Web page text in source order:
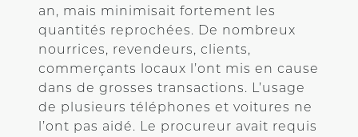
an, mais minimisait fortement les
quantités reprochées. De nombreux
nourrices, revendeurs, clients,
commerçants locaux l’ont mis en cause
dans de grosses transactions. L’usage
de plusieurs téléphones et voitures ne
l’ont pas aidé. Le procureur avait requis